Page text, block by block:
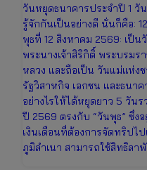
วันหยุดธนาคารประจำปี 1
รู้จักกันเป็นอย่างดี นั่นก็คือ:
พุธที่ 12 สิงหาคม 2569: เป็
พระนางเจ้าสิริกิติ์ พระบรม
หลวง และถือเป็น วันแม่แห่ง
รัฐวิสาหกิจ เอกชน และธนา
อย่างไรให้ได้หยุดยาว 5 วัน
ปี 2569 ตรงกับ “วันพุธ” ซึ่
เงินเดือนที่ต้องการจัดทริปไ
ภูมิลำเนา สามารถใช้สิทธิลา